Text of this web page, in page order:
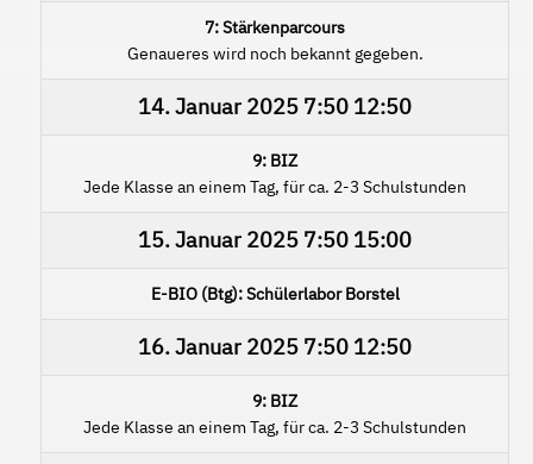
7: Stärkenparcours
Genaueres wird noch bekannt gegeben.
14. Januar 2025 7:50 12:50
9: BIZ
Jede Klasse an einem Tag, für ca. 2-3 Schulstunden
15. Januar 2025 7:50 15:00
E-BIO (Btg): Schülerlabor Borstel
16. Januar 2025 7:50 12:50
9: BIZ
Jede Klasse an einem Tag, für ca. 2-3 Schulstunden